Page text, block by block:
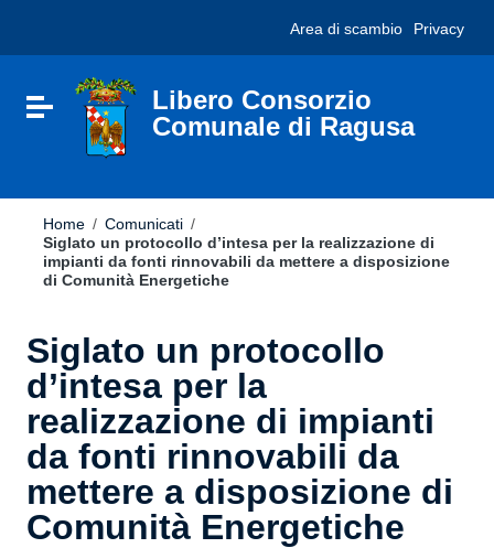
sito
include
Vai al footer
Area di scambio Privacy
Attiva / disattiva la navigazione
Libero Consorzio
Comunale di Ragusa
Home / Comunicati /
Siglato un protocollo d’intesa per la realizzazione di
impianti da fonti rinnovabili da mettere a disposizione
di Comunità Energetiche
Siglato un protocollo
d’intesa per la
realizzazione di impianti
da fonti rinnovabili da
mettere a disposizione di
Comunità Energetiche